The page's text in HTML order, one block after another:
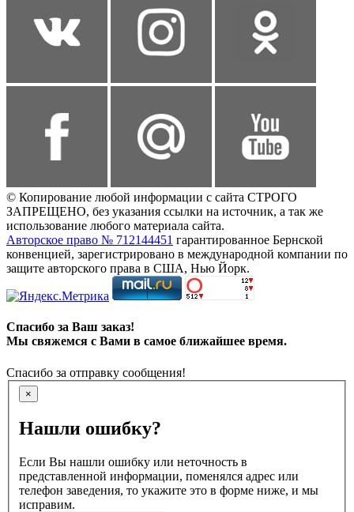
© Копирование любой информации с сайта СТРОГО
ЗАПРЕЩЕНО, без указания ссылки на источник, а так же
использование любого материала сайта.
Авторское право № 712144451 гарантированное Бернской
конвенцией, зарегистрировано в международной компании по
защите авторского права в США, Нью Йорк.
Спасибо за Ваш заказ!
Мы свяжемся с Вами в самое ближайшее время.
Спасибо за отправку сообщения!
×
Нашли ошибку?
Если Вы нашли ошибку или неточность в
представленной информации, поменялся адрес или
телефон заведения, то укажите это в форме ниже, и мы
исправим.